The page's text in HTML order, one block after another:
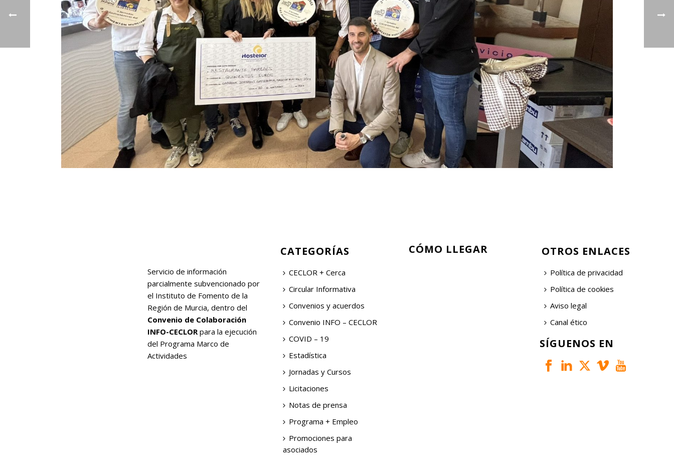
Servicio de información
parcialmente subvencionado por
el Instituto de Fomento de la
Región de Murcia, dentro del
Convenio de Colaboración
INFO-CECLOR para la ejecución
del Programa Marco de
Actividades
CATEGORÍAS
CECLOR + Cerca
Circular Informativa
Convenios y acuerdos
Convenio INFO – CECLOR
COVID – 19
Estadística
Jornadas y Cursos
Licitaciones
Notas de prensa
Programa + Empleo
Promociones para
asociados
CÓMO LLEGAR OTROS ENLACES
Política de privacidad
Política de cookies
Aviso legal
Canal ético
SÍGUENOS EN